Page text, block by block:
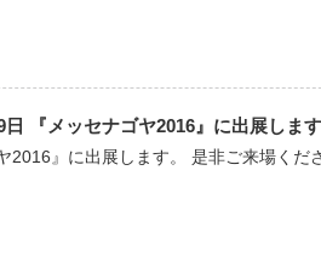
日 『メッセナゴヤ2016』に出展します
ヤ2016』に出展します。 是非ご来場